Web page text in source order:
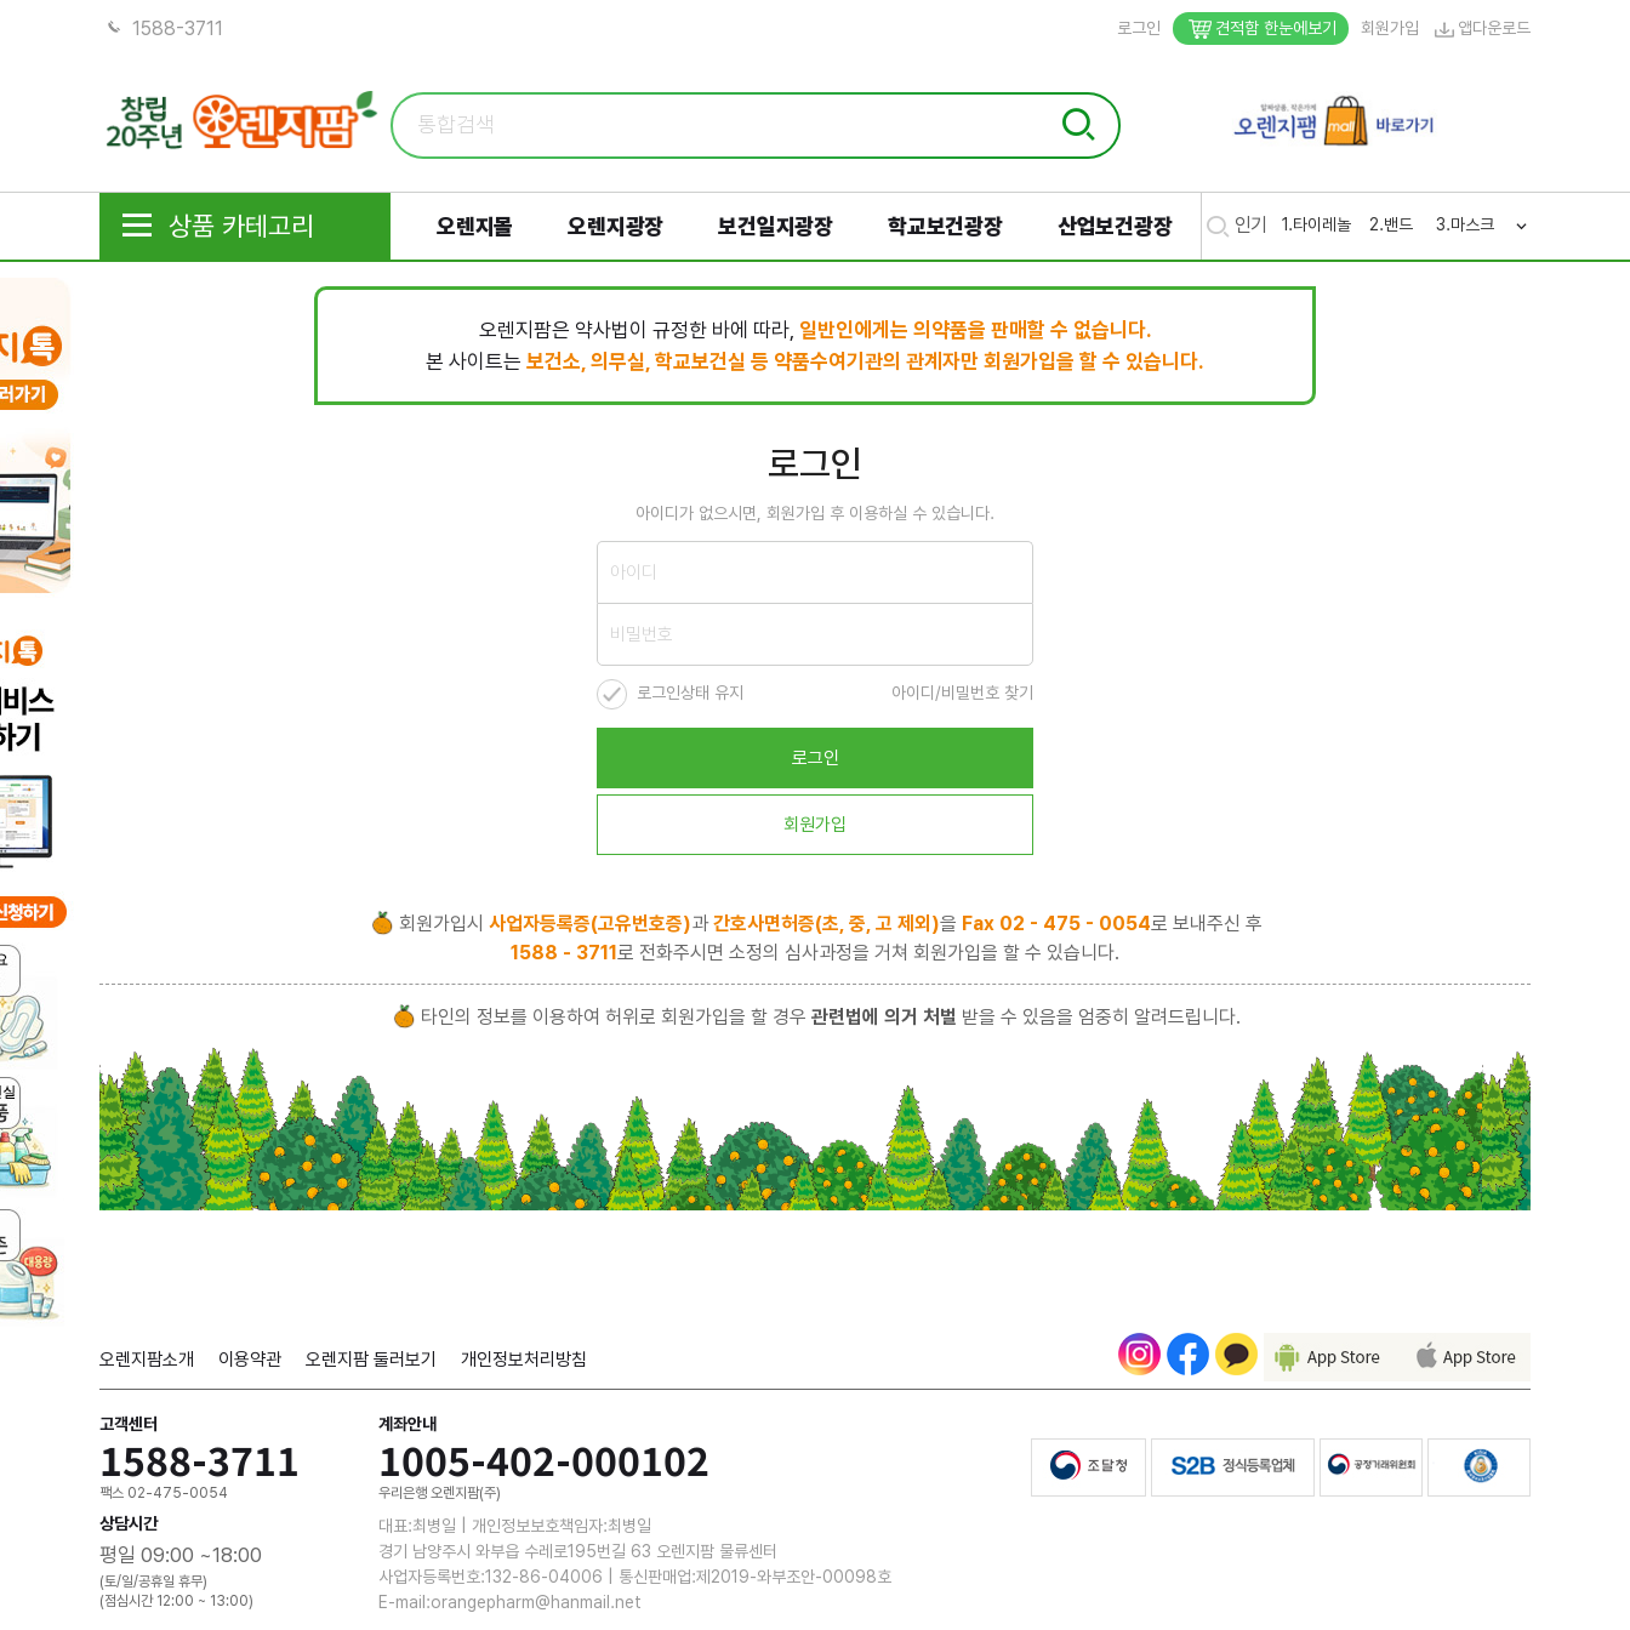
1588-3711 로그인 견적함 한눈에보기 회원가입 앱다운로드
상품 카테고리 오렌지몰 오렌지광장 보건일지광장 학교보건광장 산업보건광장 인기 1.타이레놀 2.밴드 3.마스크 4.
오렌지팜은 약사법이 규정한 바에 따라, 일반인에게는 의약품을 판매할 수 없습니다.
본 사이트는 보건소, 의무실, 학교보건실 등 약품수여기관의 관계자만 회원가입을 할 수 있습니다.
로그인
아이디가 없으시면, 회원가입 후 이용하실 수 있습니다.
로그인상태 유지 아이디/비밀번호 찾기
로그인
회원가입
회원가입시 사업자등록증(고유번호증)과간호사면허증(초, 중, 고 제외)을 Fax 02 - 475 - 0054로 보내주신 후
1588 - 3711로 전화주시면 소정의 심사과정을 거쳐 회원가입을 할 수 있습니다.
타인의 정보를 이용하여 허위로 회원가입을 할 경우 관련법에 의거 처벌 받을 수 있음을 엄중히 알려드립니다.
오렌지팜소개 이용약관 오렌지팜 둘러보기 개인정보처리방침
고객센터
1588-3711
팩스 02-475-0054
상담시간
평일 09:00 ~18:00
(토/일/공휴일 휴무)
(점심시간 12:00 ~ 13:00)
계좌안내
1005-402-000102
우리은행 오렌지팜(주)
대표:최병일 | 개인정보보호책임자:최병일
경기 남양주시 와부읍 수레로195번길 63 오렌지팜 물류센터
사업자등록번호:132-86-04006 | 통신판매업:제2019-와부조안-00098호
E-mail:orangepharm@hanmail.net